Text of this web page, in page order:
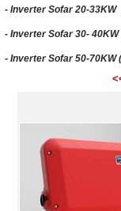
- Inverter Sofar 20-33KW
- Inverter Sofar 30- 40KW
- Inverter Sofar 50-70KW